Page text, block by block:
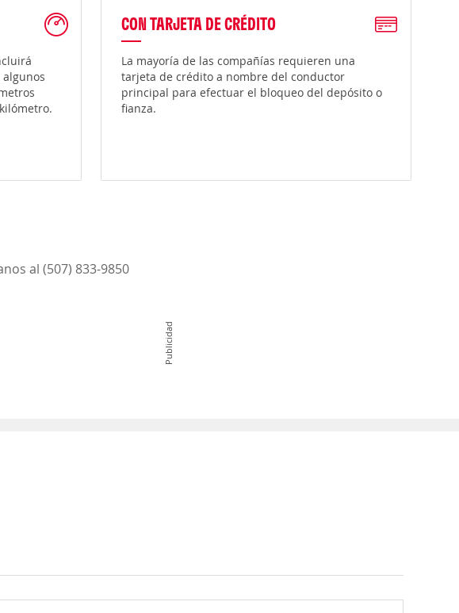
CON TARJETA DE CRÉDITO
La mayoría de las compañías requieren una
tarjeta de crédito a nombre del conductor
principal para efectuar el bloqueo del depósito o
fianza.
al (507) 833-9850
Publicidad